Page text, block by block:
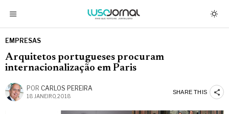
EMPRESAS
Arquitetos portugueses procuram
internacionalização em Paris
POR CARLOS PEREIRA
18 JANEIRO, 2018
SHARE THIS